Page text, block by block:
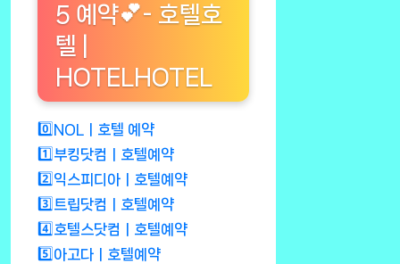
5 예약💕- 호텔호
텔 |
HOTELHOTEL
0️⃣NOLㅣ호텔 예약
1️⃣부킹닷컴ㅣ호텔예약
2️⃣익스피디아ㅣ호텔예약
3️⃣트립닷컴ㅣ호텔예약
4️⃣호텔스닷컴ㅣ호텔예약
5️⃣아고다ㅣ호텔예약